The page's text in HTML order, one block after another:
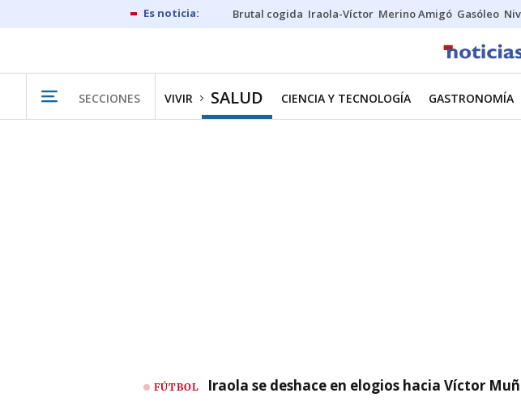
Brutal cogida Iraola-Víctor Merino Amigó Gasóleo
SECCIONES VIVIR SALUD CIENCIA Y TECNOLOGÍA GASTRONOMÍA
FÚTBOL Iraola se deshace en elogios hacia Víctor